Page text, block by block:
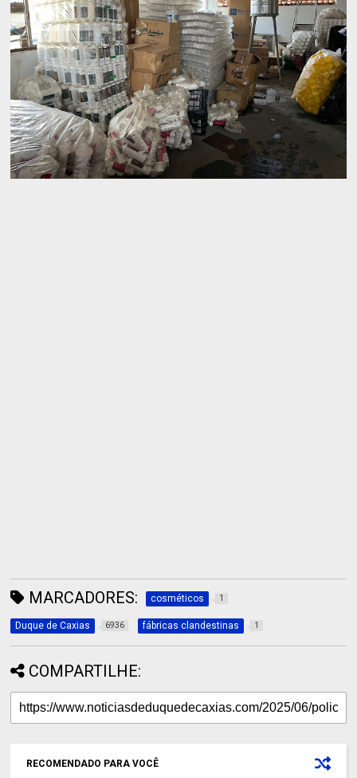
MARCADORES: cosméticos 1
Duque de Caxias 6936 fábricas clandestinas 1
COMPARTILHE:
RECOMENDADO PARA VOCÊ